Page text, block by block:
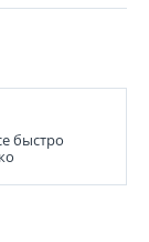
быстро